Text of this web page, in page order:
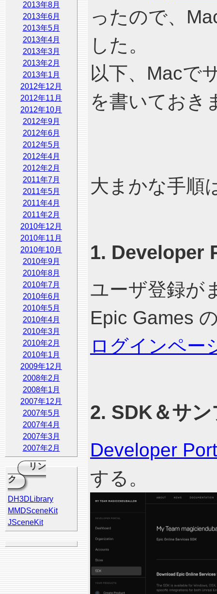
2013年8月
2013年6月
2013年5月
2013年4月
2013年3月
2013年2月
2013年1月
2012年12月
2012年11月
2012年10月
2012年9月
2012年6月
2012年5月
2012年4月
2012年2月
2011年7月
2011年5月
2011年4月
2011年2月
2010年12月
2010年11月
2010年10月
2010年9月
2010年8月
2010年7月
2010年6月
2010年5月
2010年4月
2010年3月
2010年2月
2010年1月
2009年12月
2008年2月
2008年1月
2007年12月
2007年5月
2007年4月
2007年3月
2007年2月
リン
ク
DH3DLibrary
MMDSceneKit
JSceneKit
ったので、
した。
以下、Macで
を書いておき
大まかな手順
1. Developer
ユーザ登録が
Epic Games
ログインペー
2. SDK＆サ
Developer
する。